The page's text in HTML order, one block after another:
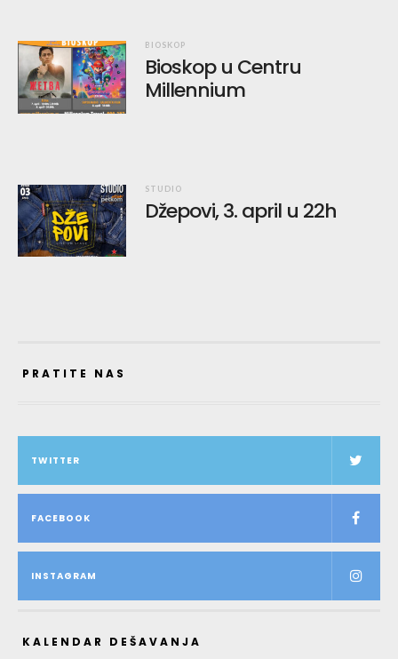
BIOSKOP
Bioskop u Centru
Millennium
STUDIO
Džepovi, 3. april u 22h
PRATITE NAS
TWITTER
FACEBOOK
INSTAGRAM
KALENDAR DEŠAVANJA